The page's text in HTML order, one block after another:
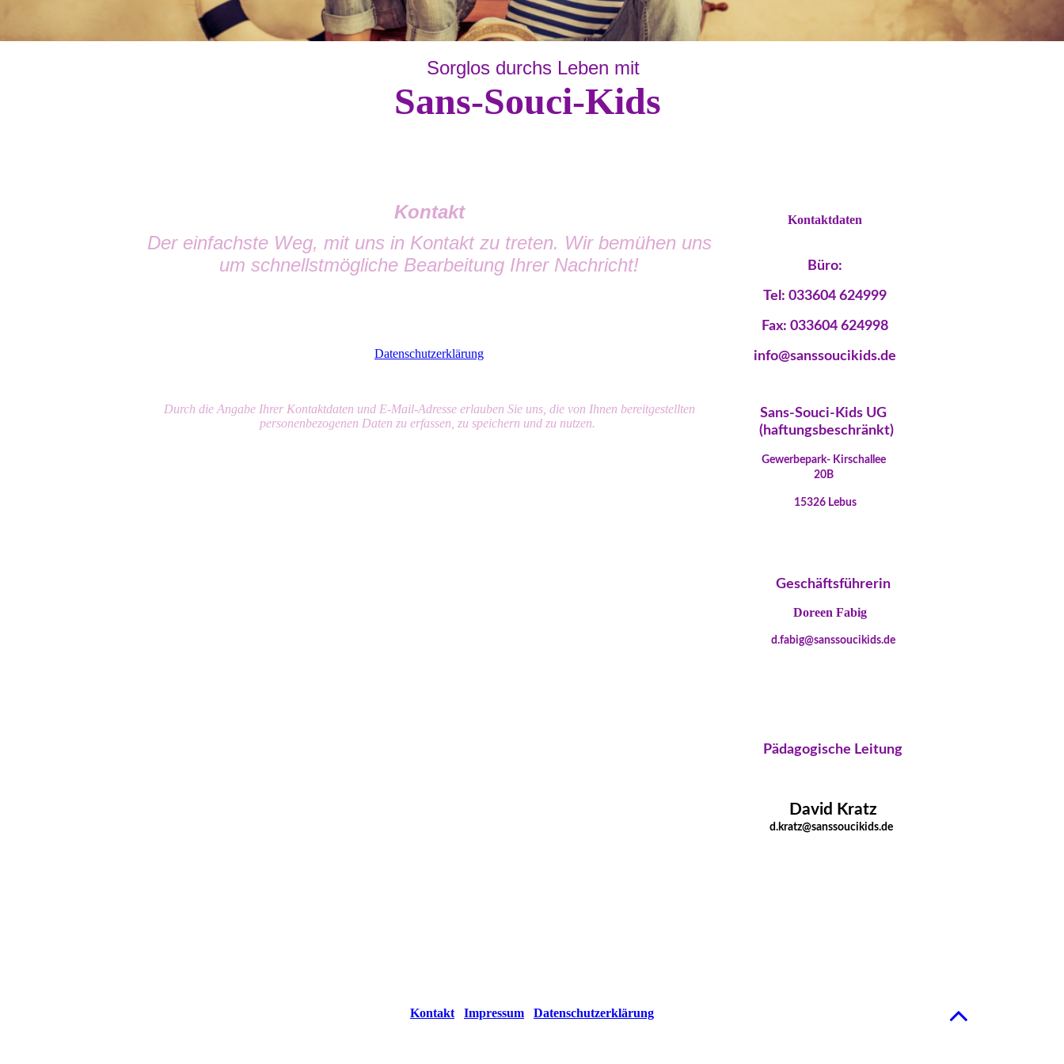
Sorglos durchs Leben mit
Sans-Souci-Kids
Kontakt
Der einfachste Weg, mit uns in Kontakt zu treten. Wir bemühen uns
um schnellstmögliche Bearbeitung Ihrer Nachricht!
Datenschutzerklärung
Durch die Angabe Ihrer Kontaktdaten und E-Mail-Adresse erlauben Sie uns, die von Ihnen bereitgestellten
personenbezogenen Daten zu erfassen, zu speichern und zu nutzen.
Kontaktdaten
Büro:
Tel: 033604 624999
Fax: 033604 624998
info@sanssoucikids.de
Sans-Souci-Kids UG
(haftungsbeschränkt)
Gewerbepark- Kirschallee
20B
15326 Lebus
Geschäftsführerin
Doreen Fabig
d.fabig@sanssoucikids.de
Pädagogische Leitung
David Kratz
d.kratz@sanssoucikids.de
Kontakt Impressum Datenschutzerklärung